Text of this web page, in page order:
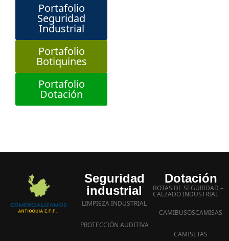
Portafolio
Seguridad
Industrial
Portafolio
Botiquines
Portafolio
Dotación
Seguridad
industrial
LIMPIEZA INDUSTRIAL
PROTECCIÓN AUDITIVA
Dotación
BOTAS DE SEGURIDAD –
CALZADO INDUSTRIAL
CAMIBUSOSCAMISAS
CAMISETAS